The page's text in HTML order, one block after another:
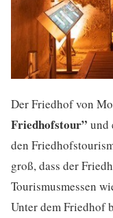
Der Friedhof von
Friedhofstour” und
den
groß, dass der
Tourismusmessen
Unter dem Friedhof